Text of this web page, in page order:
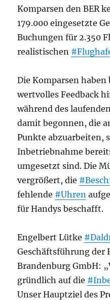
Komparsen den BER
179.000 eingesetzte
Buchungen für 2.350
realistischen
Die Komparsen haben
wertvolles Feedback
während des
damit begonnen, die
Punkte abzuarbeiten,
Inbetriebnahme
umgesetzt sind. Die
vergrößert, die
fehlende #Uhren
für Handys beschafft.
Engelbert Lütke
Geschäftsführung der
Brandenburg GmbH:
gründlich auf die
Unser Hauptziel des